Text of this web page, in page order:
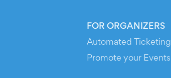
FOR ORGANIZERS
Automated Ticketing
Promote your Events